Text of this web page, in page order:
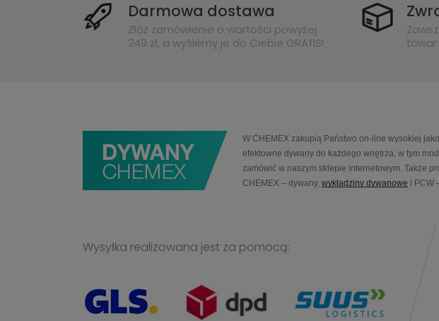
Darmowa dostawa
Złóż zamówienie o wartości powyżej
249 zł, a wyślemy je do Ciebie GRATIS!
towar
W CHEMEX zakupią Państwo on-line wysokiej
efektowne dywany do każdego wnętrza, w tym
zamówić w naszym sklepie internetowym. Także
CHEMEX – dywany, wykładziny dywanowe i PCW
Wysyłka realizowana jest za pomocą: